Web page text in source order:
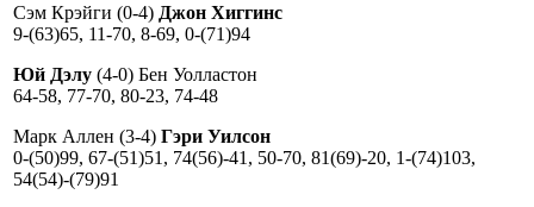
Сэм Крэйги (0-4) Джон Хиггинс
9-(63)65, 11-70, 8-69, 0-(71)94
Юй Дэлу (4-0) Бен Уолластон
64-58, 77-70, 80-23, 74-48
Марк Аллен (3-4) Гэри Уилсон
0-(50)99, 67-(51)51, 74(56)-41, 50-70, 81(69)-20, 1-(74)103,
54(54)-(79)91